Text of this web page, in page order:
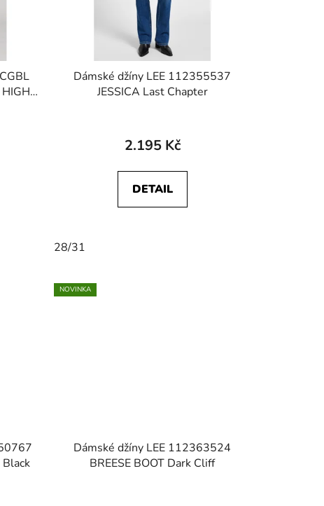
Dámské džíny LEE 112355537
JESSICA Last Chapter
2.195 Kč
DETAIL
28/31
Black
NOVINKA
Dámské džíny LEE 112363524
BREESE BOOT Dark Cliff